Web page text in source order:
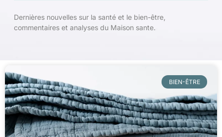
Dernières nouvelles sur la santé et le bien-être,
commentaires et analyses du Maison sante.
BIEN-ÊTRE